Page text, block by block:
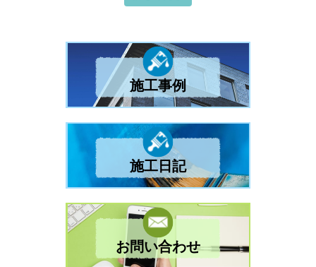
施工事例
施工日記
お問い合わせ